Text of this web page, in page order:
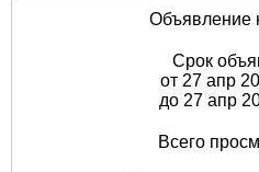
Объявление
Срок
от 27 апр
до 27 апр
Всего